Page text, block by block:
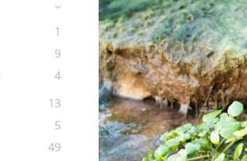
1
9
4
13
5
49